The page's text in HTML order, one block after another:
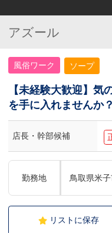
アズール
風俗ワーク ソープ
【未経験大歓迎】気
を手に入れませんか？
店長・幹部候補
勤務地 鳥取県米
リストに保存